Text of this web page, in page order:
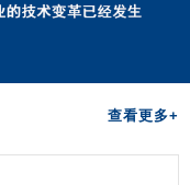
查看更多+